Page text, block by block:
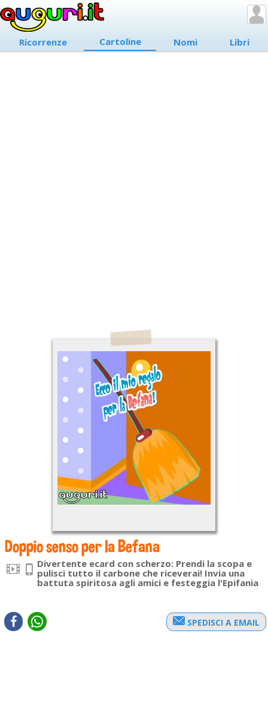
Ricorrenze Cartoline Nomi Libri
Doppio senso per la Befana
Divertente ecard con scherzo: Prendi la scopa e
pulisci tutto il carbone che riceverai! Invia una
battuta spiritosa agli amici e festeggia l'Epifania
SPEDISCI A EMAIL